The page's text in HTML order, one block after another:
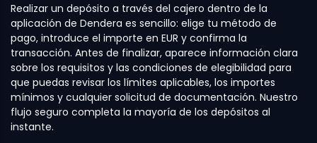
Realizar un depósito a través del cajero dentro de la
aplicación de Dendera es sencillo: elige tu método de
pago, introduce el importe en EUR y confirma la
transacción. Antes de finalizar, aparece información clara
sobre los requisitos y las condiciones de elegibilidad para
que puedas revisar los límites aplicables, los importes
mínimos y cualquier solicitud de documentación. Nuestro
flujo seguro completa la mayoría de los depósitos al
instante.